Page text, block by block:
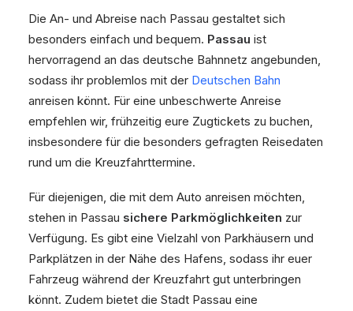
Die An- und Abreise nach Passau gestaltet sich
besonders einfach und bequem. Passau ist
hervorragend an das deutsche Bahnnetz angebunden,
sodass ihr problemlos mit der Deutschen Bahn
anreisen könnt. Für eine unbeschwerte Anreise
empfehlen wir, frühzeitig eure Zugtickets zu buchen,
insbesondere für die besonders gefragten Reisedaten
rund um die Kreuzfahrttermine.
Für diejenigen, die mit dem Auto anreisen möchten,
stehen in Passau sichere Parkmöglichkeiten zur
Verfügung. Es gibt eine Vielzahl von Parkhäusern und
Parkplätzen in der Nähe des Hafens, sodass ihr euer
Fahrzeug während der Kreuzfahrt gut unterbringen
könnt. Zudem bietet die Stadt Passau eine